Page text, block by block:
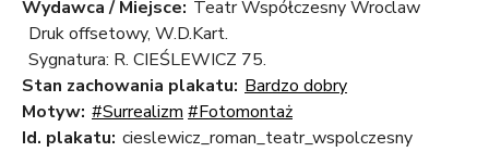
Wydawca / Miejsce: Teatr Współczesny Wroclaw
Druk offsetowy, W.D.Kart.
Sygnatura: R. CIEŚLEWICZ 75.
Stan zachowania plakatu: Bardzo dobry
Motyw: #Surrealizm#Fotomontaż
Id. plakatu: cieslewicz_roman_teatr_wspolczesny